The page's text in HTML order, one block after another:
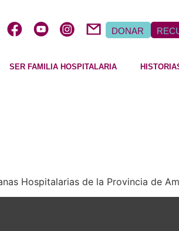
DONAR
SER FAMILIA HOSPITALARIA
Hospitalarias de la Provincia de